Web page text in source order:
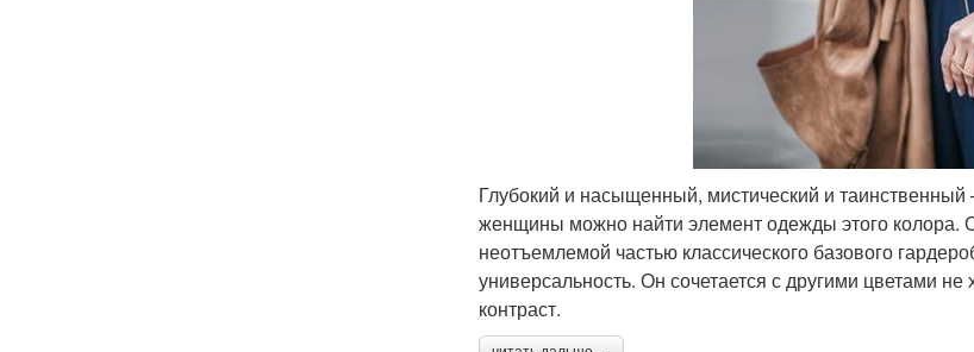
Глубокий и насыщенный, мистический и
женщины можно найти элемент одежды этого колора.
неотъемлемой частью классического базового
универсальность. Он сочетается с другими цветами
контраст.